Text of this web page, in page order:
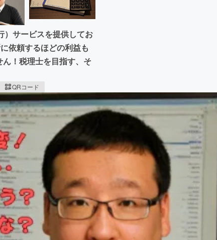
）サービスを提供してお
依頼するほどの利益も
！税理士を目指す、そ
QRコード